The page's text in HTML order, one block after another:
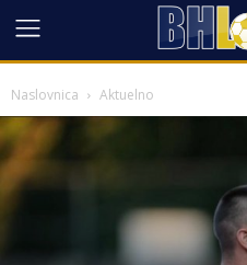
Naslovnica Aktuelno